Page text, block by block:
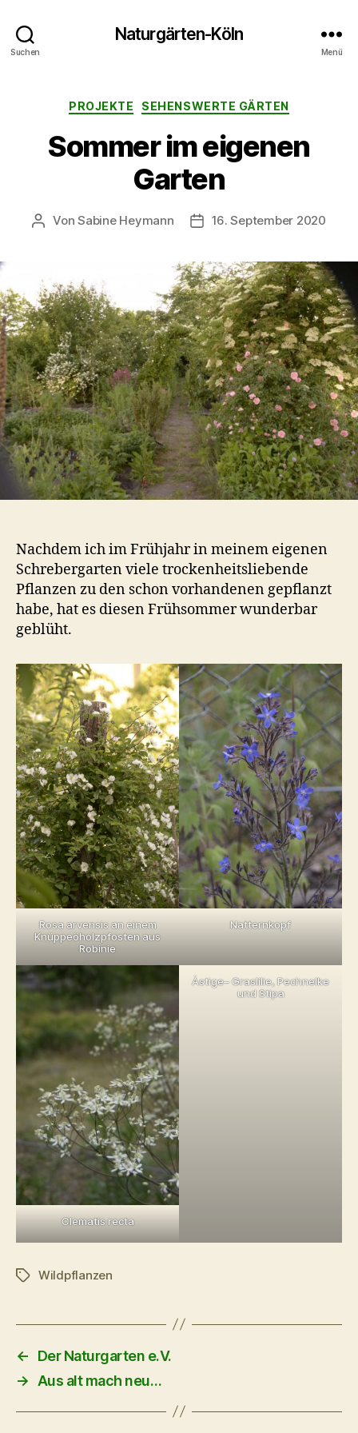
Suchen
Naturgärten-Köln
Menü
Kategorien
PROJEKTE SEHENSWERTE GÄRTEN
Sommer im eigenen
Garten
Beitragsautor
VonSabine Heymann Veröffentlichungsdatum
16. September 2020
Nachdem ich im Frühjahr in meinem eigenen
Schrebergarten viele trockenheitsliebende
Pflanzen zu den schon vorhandenen gepflanzt
habe, hat es diesen Frühsommer wunderbar
geblüht.
Rosa arvensis an einem
Knüppeöholzpfosten aus
Robinie
Natternkopf
Clematis recta
Ästige– Graslilie, Pechnelke
und Stipa
Schlagwörter
Wildpflanzen
←
Der Naturgarten e.V.
→
Aus alt mach neu…